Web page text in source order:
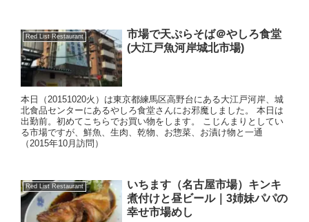
Red List Restaurant
市場で天ぷらそば＠やしろ食堂
(大江戸魚河岸城北市場)
本日（20151020火）は東京都練馬区高野台にある大江戸河岸、城
北食品センターにあるやしろ食堂さんにお邪魔しました。 本日は
出勤前。初めてこちらでお買い物をします。 こじんまりとしてい
る市場ですが、鮮魚、生肉、乾物、お惣菜、お漬け物と一通
（2015年10月訪問）
Red List Restaurant
いちます（名古屋市場）キンキ
煮付けと昼ビール｜3姉妹パパの
幸せ市場めし